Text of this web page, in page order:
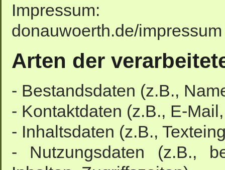
Impressum:
donauwoerth.de/impressum
Arten der
- Bestandsdaten (z.B.,
- Kontaktdaten (z.B., E-
- Inhaltsdaten (z.B.,
- Nutzungsdaten (z.B.,